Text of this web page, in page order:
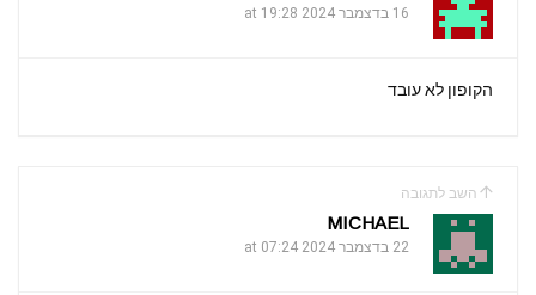
16 בדצמבר 2024 at 19:28
הקופון לא עובד
השב לתגובה
MICHAEL
22 בדצמבר 2024 at 07:24